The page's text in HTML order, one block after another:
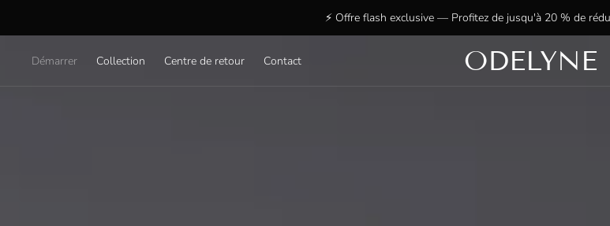
✨ Plus de 15 000 clients ravis ! Merci de nous
⚡ Offre flash exclusive — Profitez de jusqu'à 20 % de
Démarrer Collection Centre de retour Contact ODELYNE